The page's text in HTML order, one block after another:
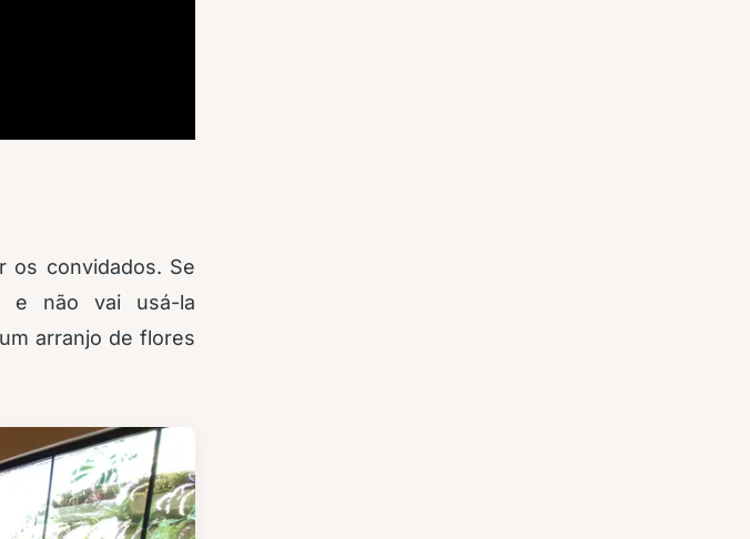
os convidados. Se
e não vai usá-la
arranjo de flores